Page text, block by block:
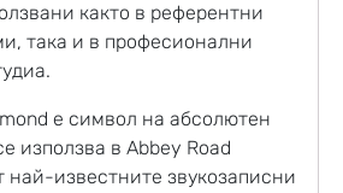
както в референтни
така и в професионални
е символ на абсолютен
използва в Abbey Road
най-известните звукозаписни